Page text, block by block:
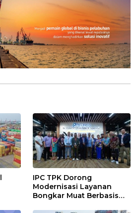
IPC TPK Dorong
Modernisasi Layanan
Bongkar Muat Berbasis